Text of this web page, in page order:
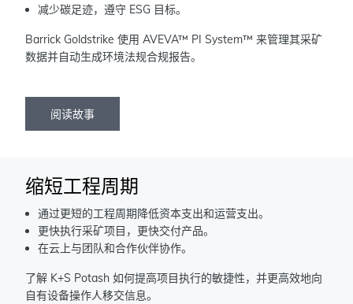
减少碳足迹，遵守 ESG 目标。
Barrick Goldstrike 使用 AVEVA™ PI System™ 来管理其采矿
数据并自动生成环境法规合规报告。
阅读故事
缩短工程周期
通过更短的工程周期降低资本支出和运营支出。
更快执行采矿项目，更快交付产品。
在云上与团队和合作伙伴协作。
了解 K+S Potash 如何提高项目执行的敏捷性，并更高效地向
自有设备操作人移交信息。